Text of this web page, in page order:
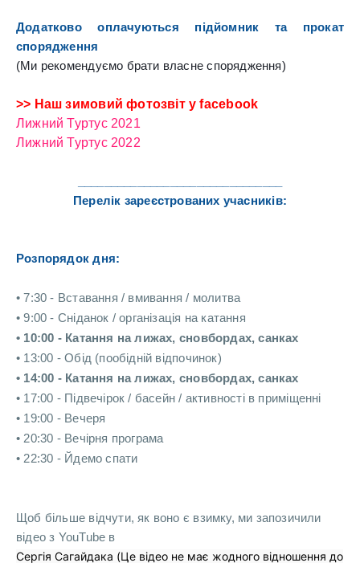
Додатково оплачуються підйомник та прокат
спорядження
(Ми рекомендуємо брати власне спорядження)
>> Наш зимовий фотозвіт у facebook
Лижний Туртус 2021
Лижний Туртус 2022
Перелік зареєстрованих учасників:
Розпорядок дня:
• 7:30 - Вставання / вмивання / молитва
• 9:00 - Сніданок / організація на катання
• 10:00 - Катання на лижах, сновбордах, санках
• 13:00 - Обід (пообідній відпочинок)
• 14:00 - Катання на лижах, сновбордах, санках
• 17:00 - Підвечірок / басейн / активності в приміщенні
• 19:00 - Вечеря
• 20:30 - Вечірня програма
• 22:30 - Йдемо спати
Щоб більше відчути, як воно є взимку, ми запозичили
відео з YouTube в
Сергія Сагайдака (Це відео не має жодного відношення до